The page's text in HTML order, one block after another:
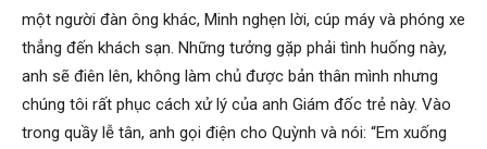
phong,
một người đàn ông khác, Minh nghẹn lời, cúp máy và phóng xe
thẳng đến khách sạn. Những tưởng gặp phải tình huống này,
anh sẽ điên lên, không làm chủ được bản thân mình nhưng
chúng tôi rất phục cách xử lý của anh Giám đốc trẻ này. Vào
trong quầy lễ tân, anh gọi điện cho Quỳnh và nói: “Em xuống